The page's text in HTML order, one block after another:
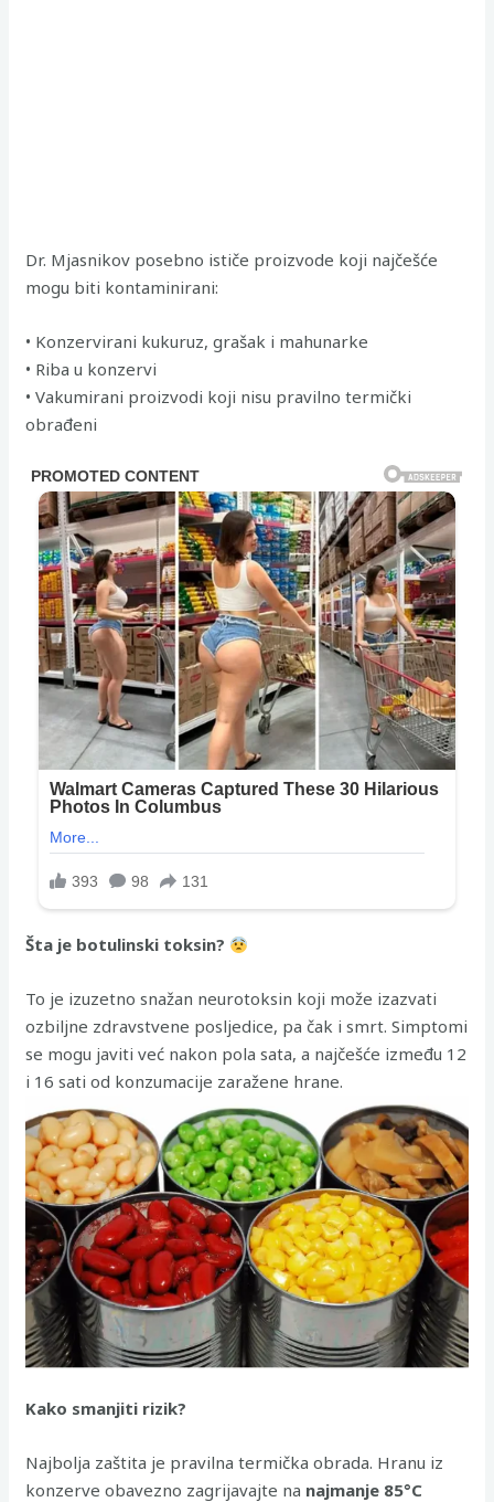
Dr. Mjasnikov posebno ističe proizvode koji najčešće
mogu biti kontaminirani:
• Konzervirani kukuruz, grašak i mahunarke
• Riba u konzervi
• Vakumirani proizvodi koji nisu pravilno termički
obrađeni
Šta je botulinski toksin?
To je izuzetno snažan neurotoksin koji može izazvati
ozbiljne zdravstvene posljedice, pa čak i smrt. Simptomi
se mogu javiti već nakon pola sata, a najčešće između 12
i 16 sati od konzumacije zaražene hrane.
Kako smanjiti rizik?
Najbolja zaštita je pravilna termička obrada. Hranu iz
konzerve obavezno zagrijavajte na najmanje 85°C